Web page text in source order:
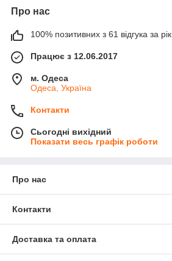
Про нас
100% позитивних з 61 відгука за рік
Працює з 12.06.2017
м. Одеса
Одеса, Україна
Контакти
Сьогодні вихідний
Показати весь графік роботи
Про нас
Контакти
Доставка та оплата